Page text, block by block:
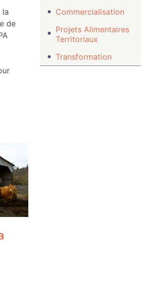
la
de
Commercialisation
Projets Alimentaires
Territoriaux
Transformation